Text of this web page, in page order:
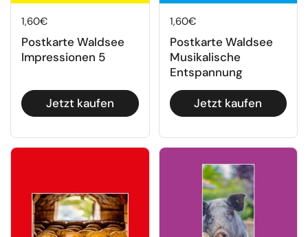
Regulärer Preis
1,60€
Postkarte Waldsee
Impressionen 5
Jetzt kaufen
Regulärer Preis
1,60€
Postkarte Waldsee
Musikalische
Entspannung
Jetzt kaufen